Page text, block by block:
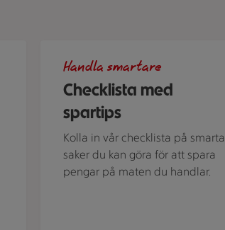
Checklista med
spartips
Handla smartare
Kolla in vår checklista på smarta
saker du kan göra för att spara
pengar på maten du handlar.